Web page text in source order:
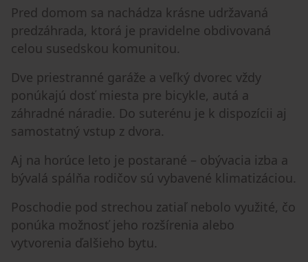
Pred domom sa nachádza krásne udržavaná
predzáhrada, ktorá je pravidelne obdivovaná
celou susedskou komunitou.
Dve priestranné garáže a veľký dvorec vždy
ponúkajú dosť miesta pre bicykle, autá a
záhradné náradie. Do suterénu je k dispozícii aj
samostatný vstup z dvora.
Aj na horúce leto je postarané – obývacia izba a
bývalá spálňa rodičov sú vybavené klimatizáciou.
Poschodie pod strechou zatiaľ nebolo využité, čo
ponúka možnosť jeho rozšírenia alebo
vytvorenia ďalšieho bytu.